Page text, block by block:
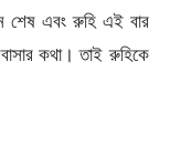
শেষ এবং রুহি এই বার
কথা। তাই রুহিকে